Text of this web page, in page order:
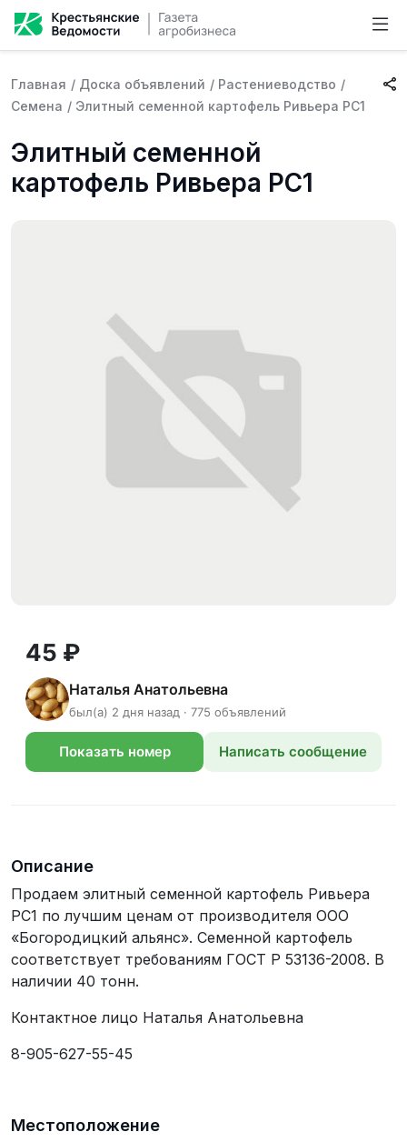
Главная / Доска объявлений / Растениеводство /
Семена / Элитный семенной картофель Ривьера РС1
Элитный семенной
картофель Ривьера РС1
45 ₽
Наталья Анатольевна
был(а) 2 дня назад · 775 объявлений
Показать номер Написать сообщение
Описание
Продаем элитный семенной картофель Ривьера
РС1 по лучшим ценам от производителя ООО
«Богородицкий альянс». Семенной картофель
соответствует требованиям ГОСТ Р 53136-2008. В
наличии 40 тонн.
Контактное лицо Наталья Анатольевна
8-905-627-55-45
Местоположение